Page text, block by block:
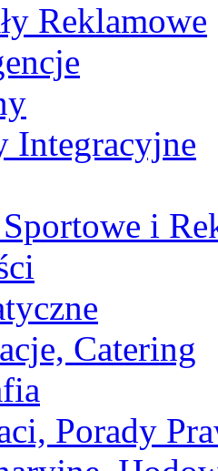
Reklamowe
Integracyjne
i
Catering
Porady